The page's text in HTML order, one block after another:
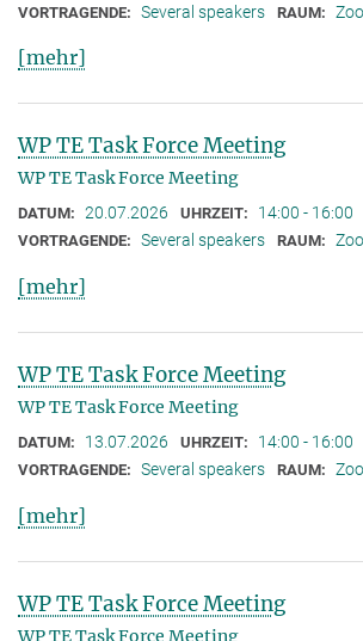
VORTRAGENDE: Several speakers RAUM:
[mehr]
WP TE Task Force Meeting
WP TE Task Force Meeting
DATUM: 20.07.2026 UHRZEIT: 14:00 - 16:00
VORTRAGENDE: Several speakers RAUM:
[mehr]
WP TE Task Force Meeting
WP TE Task Force Meeting
DATUM: 13.07.2026 UHRZEIT: 14:00 - 16:00
VORTRAGENDE: Several speakers RAUM:
[mehr]
WP TE Task Force Meeting
WP TE Task Force Meeting